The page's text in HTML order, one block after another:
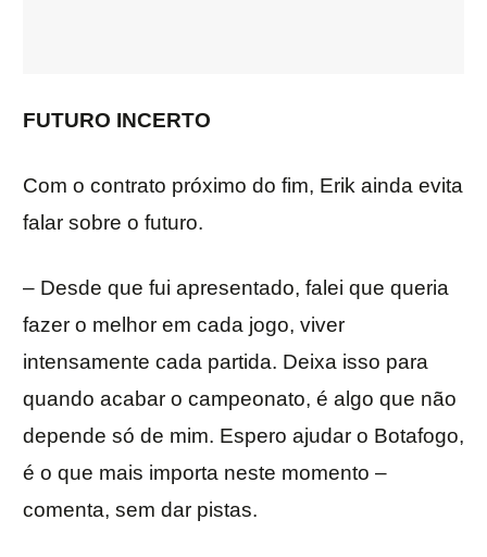
FUTURO INCERTO
Com o contrato próximo do fim, Erik ainda evita
falar sobre o futuro.
– Desde que fui apresentado, falei que queria
fazer o melhor em cada jogo, viver
intensamente cada partida. Deixa isso para
quando acabar o campeonato, é algo que não
depende só de mim. Espero ajudar o Botafogo,
é o que mais importa neste momento –
comenta, sem dar pistas.